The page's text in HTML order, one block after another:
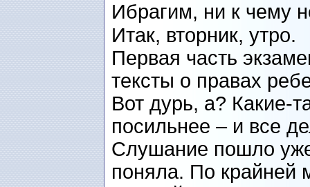
Ибрагим, ни к чему
Итак, вторник, утро.
Первая часть
тексты о правах
Вот дурь, а? Какие-
посильнее – и все
Слушание пошло
поняла. По крайней